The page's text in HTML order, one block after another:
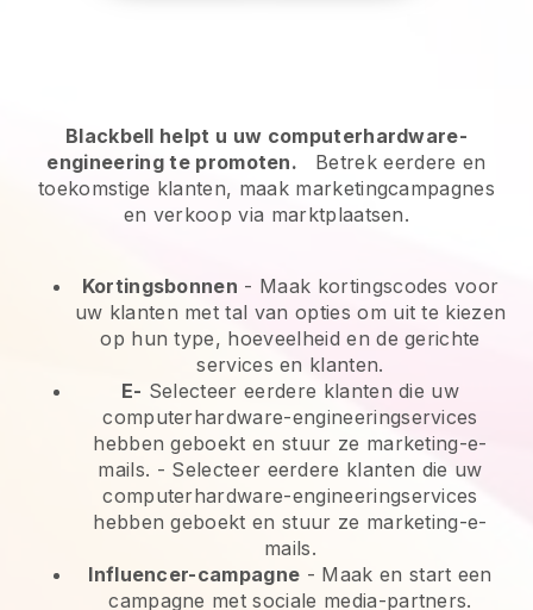
Blackbell helpt u uw computerhardware-
engineering te promoten.
Betrek eerdere en
toekomstige klanten, maak marketingcampagnes
en verkoop via marktplaatsen.
Kortingsbonnen - Maak kortingscodes voor
uw klanten met tal van opties om uit te kiezen
op hun type, hoeveelheid en de gerichte
services en klanten.
E- Selecteer eerdere klanten die uw
computerhardware-engineeringservices
hebben geboekt en stuur ze marketing-e-
mails. - Selecteer eerdere klanten die uw
computerhardware-engineeringservices
hebben geboekt en stuur ze marketing-e-
mails.
Influencer-campagne - Maak en start een
campagne met sociale media-partners.